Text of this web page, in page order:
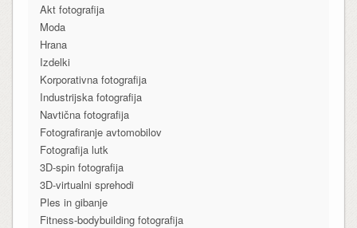
Akt fotografija
Moda
Hrana
Izdelki
Korporativna fotografija
Industrijska fotografija
Navtična fotografija
Fotografiranje avtomobilov
Fotografija lutk
3D-spin fotografija
3D-virtualni sprehodi
Ples in gibanje
Fitness-bodybuilding fotografija